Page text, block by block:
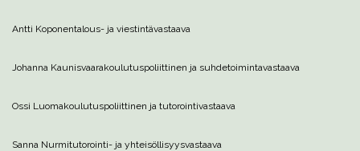
Antti Koponentalous- ja viestintävastaava
Johanna Kaunisvaarakoulutuspoliittinen ja suhdetoimintavastaava
Ossi Luomakoulutuspoliittinen ja tutorointivastaava
Sanna Nurmitutorointi- ja yhteisöllisyysvastaava